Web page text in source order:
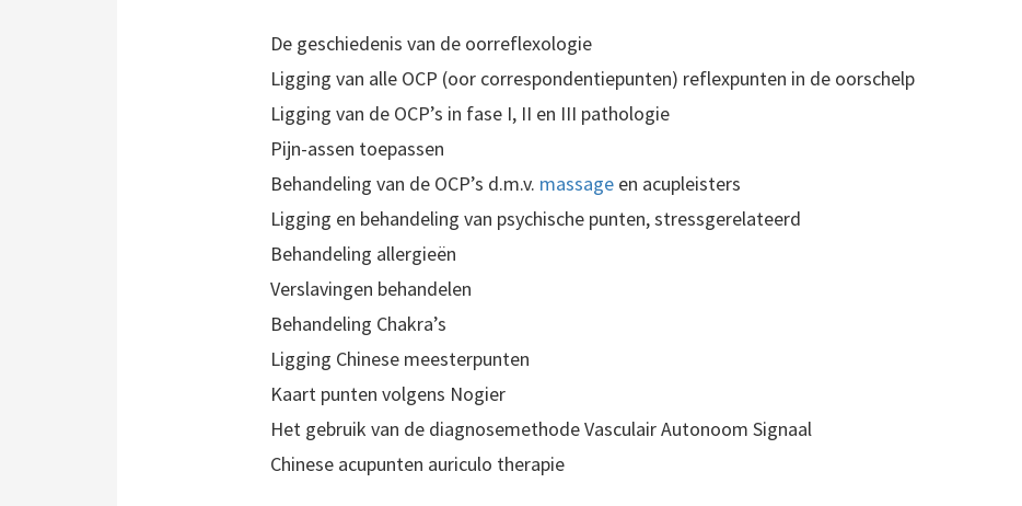
De geschiedenis van de oorreflexologie
Ligging van alle OCP (oor correspondentiepunten) reflexpunten in de oorschelp
Ligging van de OCP’s in fase I, II en III pathologie
Pijn-assen toepassen
Behandeling van de OCP’s d.m.v. massage en acupleisters
Ligging en behandeling van psychische punten, stressgerelateerd
Behandeling allergieën
Verslavingen behandelen
Behandeling Chakra’s
Ligging Chinese meesterpunten
Kaart punten volgens Nogier
Het gebruik van de diagnosemethode Vasculair Autonoom Signaal
Chinese acupunten auriculo therapie